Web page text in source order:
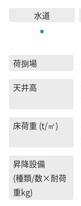
水道
●
荷捌場
天井高
床荷重 (t/㎡)
昇降設備
(種類/数×耐荷
重kg)